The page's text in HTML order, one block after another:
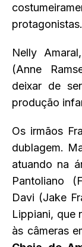
protagonistas.
Nelly
(Anne
deixar de
produção
Os irmãos
dublagem.
atuando na
Pantoliano
Davi (Jake
Lippiani, que
às câmeras